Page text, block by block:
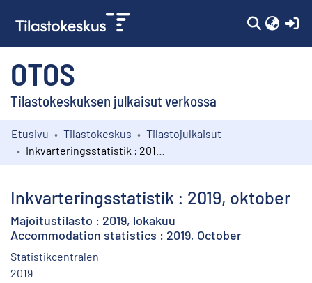
OTOS
Tilastokeskuksen julkaisut verkossa
Kokoelmat
Etusivu Tilastokeskus
Tilastojulkaisut
Inkvarteringsstatistik : 2019, oktober
Majoitustilasto : 2019, lokakuu
Accommodation statistics : 2019, October
Statistikcentralen
2019